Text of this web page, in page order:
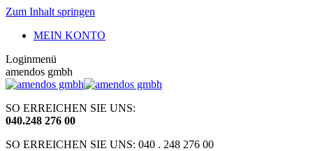
Zum Inhalt springen
MEIN KONTO
Loginmenü
amendos gmbh
SO ERREICHEN SIE UNS:
040.248 276 00
SO ERREICHEN SIE UNS: 040 . 248 276 00